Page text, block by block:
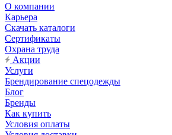
О компании
Карьера
Cкачать каталоги
Сертификаты
Охрана труда
Акции
Услуги
Брендирование спецодежды
Блог
Бренды
Как купить
Условия оплаты